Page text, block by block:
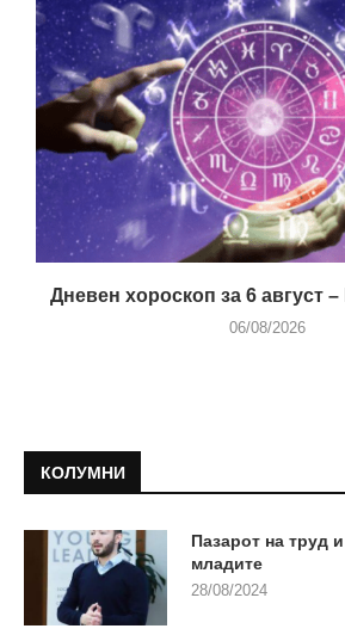
Дневен хороскоп за 6 август –
06/08/2026
КОЛУМНИ
Пазарот на труд
младите
28/08/2024